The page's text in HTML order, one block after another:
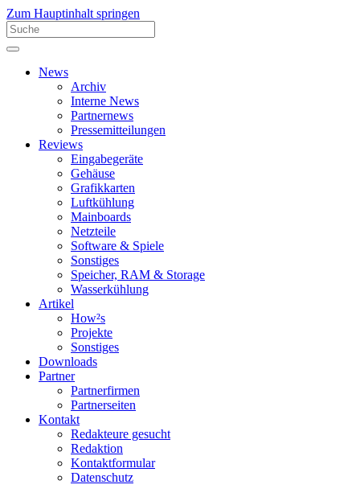
Zum Hauptinhalt springen
News
Archiv
Interne News
Partnernews
Pressemitteilungen
Reviews
Eingabegeräte
Gehäuse
Grafikkarten
Luftkühlung
Mainboards
Netzteile
Software & Spiele
Sonstiges
Speicher, RAM & Storage
Wasserkühlung
Artikel
How²s
Projekte
Sonstiges
Downloads
Partner
Partnerfirmen
Partnerseiten
Kontakt
Redakteure gesucht
Redaktion
Kontaktformular
Datenschutz